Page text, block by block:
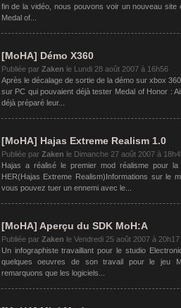
fin de la vidéo, nous pouvons voir un nouveau site
Medal of...
[MoHA] Démo X360
Publiée par Zaken le Lundi 28 août 2007 à 16h56
Après le décalage de sortie de la démo sur xbox
sur PC qui pouvaient déjà tester Medal of Honor :
déjà préparé leur...
[MoHA] Hajas Extreme Realism 1.0
Publiée par Zaken le Dimanche 27 août 2007 à
Hajas a réalisé le premier mod réalisme pour la
HER(Hajas Extreme Realism)Informations sur le
vous pouvez tuer un ennemi avec le...
[MoHA] Aperçu du SDK MoH:A
Publiée par Zaken le Vendredi 25 août 2007 à 20h17
Un infographiste travaillant pour le studio
quelques oeuvres de son travail pour le jeu
remarquons que les logiciels...